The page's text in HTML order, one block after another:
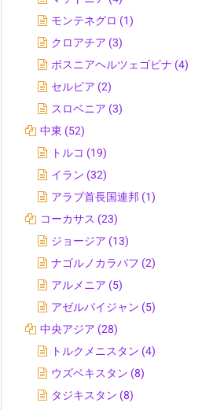
モンテネグロ (1)
クロアチア (3)
ボスニアヘルツェゴビナ (4)
セルビア (2)
スロベニア (3)
中東 (52)
トルコ (19)
イラン (32)
アラブ首長国連邦 (1)
コーカサス (23)
ジョージア (13)
ナゴルノカラバフ (2)
アルメニア (5)
アゼルバイジャン (5)
中央アジア (28)
トルクメニスタン (4)
ウズベキスタン (8)
タジキスタン (8)